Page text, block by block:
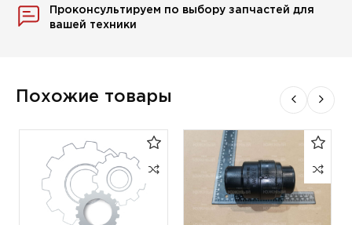
Проконсультируем по выбору запчастей для
вашей техники
Похожие товары